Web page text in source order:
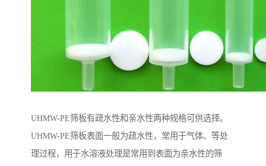
UHMW-PE筛板有疏水性和亲水性两种规格可供选择。
UHMW-PE筛板表面一般为疏水性，常用于气体、等处
理过程，用于水溶液处理是常用到表面为亲水性的筛